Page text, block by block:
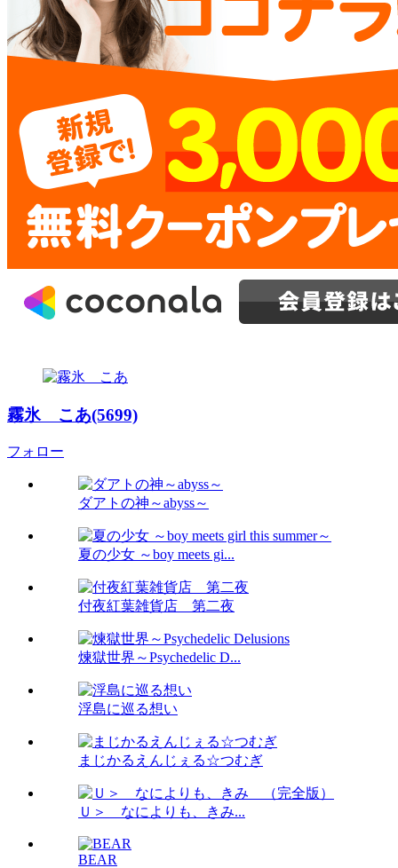
霧氷 こあ(5699)
フォロー
ダアトの神～abyss～
夏の少女 ～boy meets gi...
付夜紅葉雑貨店 第二夜
煉獄世界～Psychedelic D...
浮島に巡る想い
まじかるえんじぇる☆つむぎ
Ｕ＞ なによりも、きみ...
BEAR